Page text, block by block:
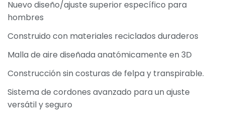
Nuevo diseño/ajuste superior específico para
hombres
Construido con materiales reciclados duraderos
Malla de aire diseñada anatómicamente en 3D
Construcción sin costuras de felpa y transpirable.
Sistema de cordones avanzado para un ajuste
versátil y seguro